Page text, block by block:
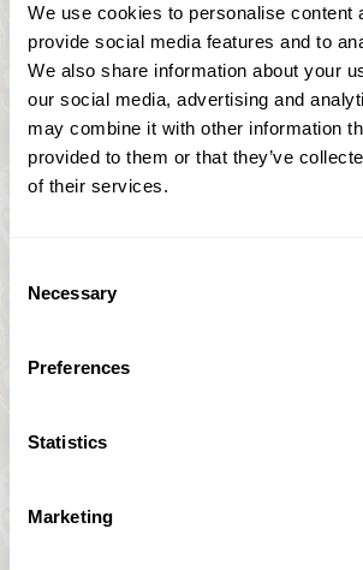
We use cookies to personalise content
provide social media features and to
We also share information about your
our social media, advertising and
may combine it with other information
provided to them or that they’ve
of their services.
Selection
Necessary
Preferences
Statistics
Marketing
Eberle enriquece además esta
cuerda. Eberle se cuenta como una
notables personalidades de la
del Barroco tardío. La viola, que
cuarteto, es del siglo XIX y
Alemania.
inmersión en la época que nos
¹ Nikolaus Harnoncourt: Musik als